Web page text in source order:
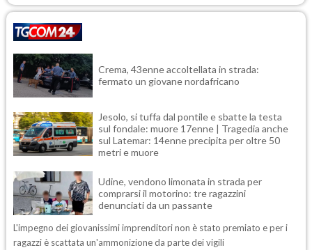
Crema, 43enne accoltellata in strada:
fermato un giovane nordafricano
Jesolo, si tuffa dal pontile e sbatte la testa
sul fondale: muore 17enne | Tragedia anche
sul Latemar: 14enne precipita per oltre 50
metri e muore
Udine, vendono limonata in strada per
comprarsi il motorino: tre ragazzini
denunciati da un passante
L'impegno dei giovanissimi imprenditori non è stato premiato e per i
ragazzi è scattata un'ammonizione da parte dei vigili